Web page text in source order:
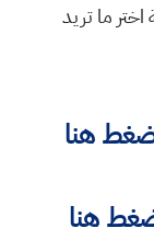
ما تريد
هنا
هنا